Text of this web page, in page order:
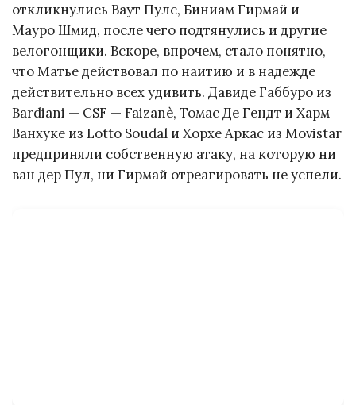
откликнулись Ваут Пулс, Биниам Гирмай и
Мауро Шмид, после чего подтянулись и другие
велогонщики. Вскоре, впрочем, стало понятно,
что Матье действовал по наитию и в надежде
действительно всех удивить. Давиде Габбуро из
Bardiani — CSF — Faizanè, Томас Де Гендт и Харм
Ванхуке из Lotto Soudal и Хорхе Аркас из Movistar
предприняли собственную атаку, на которую ни
ван дер Пул, ни Гирмай отреагировать не успели.